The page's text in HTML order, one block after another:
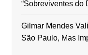
“Sobreviventes do
Gilmar Mendes
São Paulo, Mas